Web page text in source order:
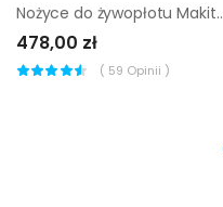
Nożyce do żywopłotu
478,00 zł
( 59 Opinii )